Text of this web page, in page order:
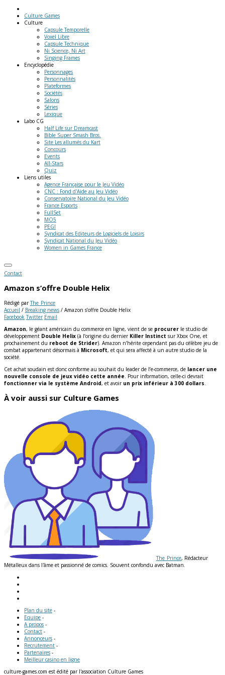
Culture Games
Culture
Capsule Temporelle
Voxel Libre
Capsule Technique
Ni Science, Ni Art
Singing Frames
Encyclopédie
Personnages
Personnalités
Plateformes
Sociétés
Salons
Séries
Lexique
Labo CG
Half Life sur Dreamcast
Bible Super Smash Bros.
Site Les allumés du Kart
Concours
Events
All-Stars
Quiz
Liens utiles
Agence Française pour le Jeu Vidéo
CNC : Fond d'Aide au Jeu Vidéo
Conservatoire National du Jeu Vidéo
France Esports
FullSet
MO5
PEGI
Syndicat des Editeurs de Logiciels de Loisirs
Syndicat National du Jeu Vidéo
Women in Games France
Contact
Amazon s’offre Double Helix
Rédigé parThe_Prince
Accueil / Breaking news / Amazon s’offre Double Helix
Facebook Twitter Email
Amazon, le géant américain du commerce en ligne, vient de se procurer le studio de
développement Double Helix (à l’origine du dernier Killer Instinct sur Xbox One, et
prochainement du reboot de Strider). Amazon n’hérite cependant pas du célèbre jeu de
combat appartenant désormais à Microsoft, et qui sera affecté à un autre studio de la
société.
Cet achat soudain est donc conforme au souhait du leader de l’e-commerce, de lancer une
nouvelle console de jeux vidéo cette année. Pour information, celle-ci devrait
fonctionner via le système Android, et avoir un prix inférieur à 300 dollars.
À voir aussi sur Culture Games
The_Prince, Rédacteur
Métalleux dans l'âme et passionné de comics. Souvent confondu avec Batman.
Plan du site -
Equipe -
A propos -
Contact -
Annonceurs -
Recrutement -
Partenaires -
Meilleur casino en ligne
culture-games.com est édité par l'association Culture Games